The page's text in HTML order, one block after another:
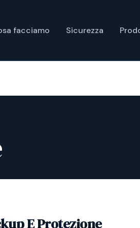
facciamo Sicurezza
E Protezione